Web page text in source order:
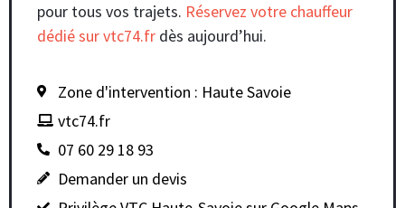
pour tous vos trajets. Réservez votre chauffeur
dédié sur vtc74.fr dès aujourd’hui.
Zone d'intervention : Haute Savoie
vtc74.fr
07 60 29 18 93
Demander un devis